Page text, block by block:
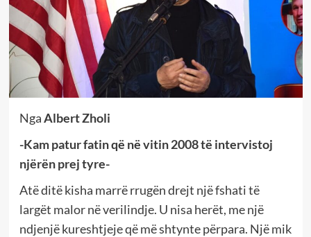
NgaAlbert Zholi
-Kam patur fatin që në vitin 2008 të intervistoj
njërën prej tyre-
Atë ditë kisha marrë rrugën drejt një fshati të
largët malor në verilindje. U nisa herët, me një
ndjenjë kureshtjeje që më shtynte përpara. Një mik